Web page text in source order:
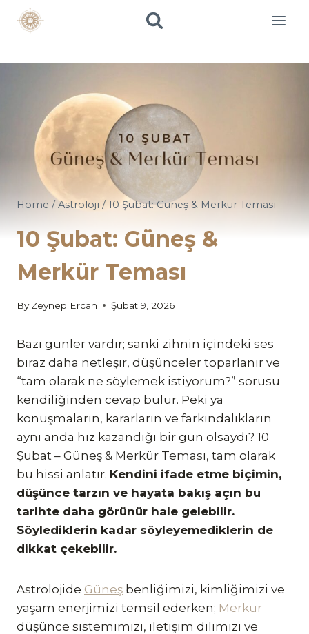
Skip
Home / Astroloji / 10 Şubat: Güneş & Merkür Teması
10 Şubat: Güneş &
Merkür Teması
By Zeynep Ercan Şubat 9, 2026
Bazı günler vardır; sanki zihnin içindeki ses
biraz daha netleşir, düşünceler toparlanır ve
“tam olarak ne söylemek istiyorum?” sorusu
kendiliğinden cevap bulur. Peki ya
konuşmaların, kararların ve farkındalıkların
aynı anda hız kazandığı bir gün olsaydı? 10
Şubat – Güneş & Merkür Teması, tam olarak
bu hissi anlatır. Kendini ifade etme biçimin,
düşünce tarzın ve hayata bakış açın bu
tarihte daha görünür hale gelebilir.
Söylediklerin kadar söyleyemediklerin de
dikkat çekebilir.
Astrolojide Güneş benliğimizi, kimliğimizi ve
yaşam enerjimizi temsil ederken; Merkür
düşünce sistemimizi, iletişim dilimizi ve